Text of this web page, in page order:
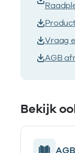
Vraag
AGB
Bekijk